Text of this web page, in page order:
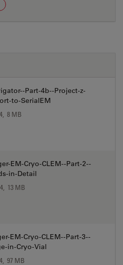
Part-4b--Project-z-
to-SerialEM
8 MB
EM-Cryo-CLEM--Part-2--
in-Detail
13 MB
EM-Cryo-CLEM--Part-3--
in-Cryo-Vial
97 MB